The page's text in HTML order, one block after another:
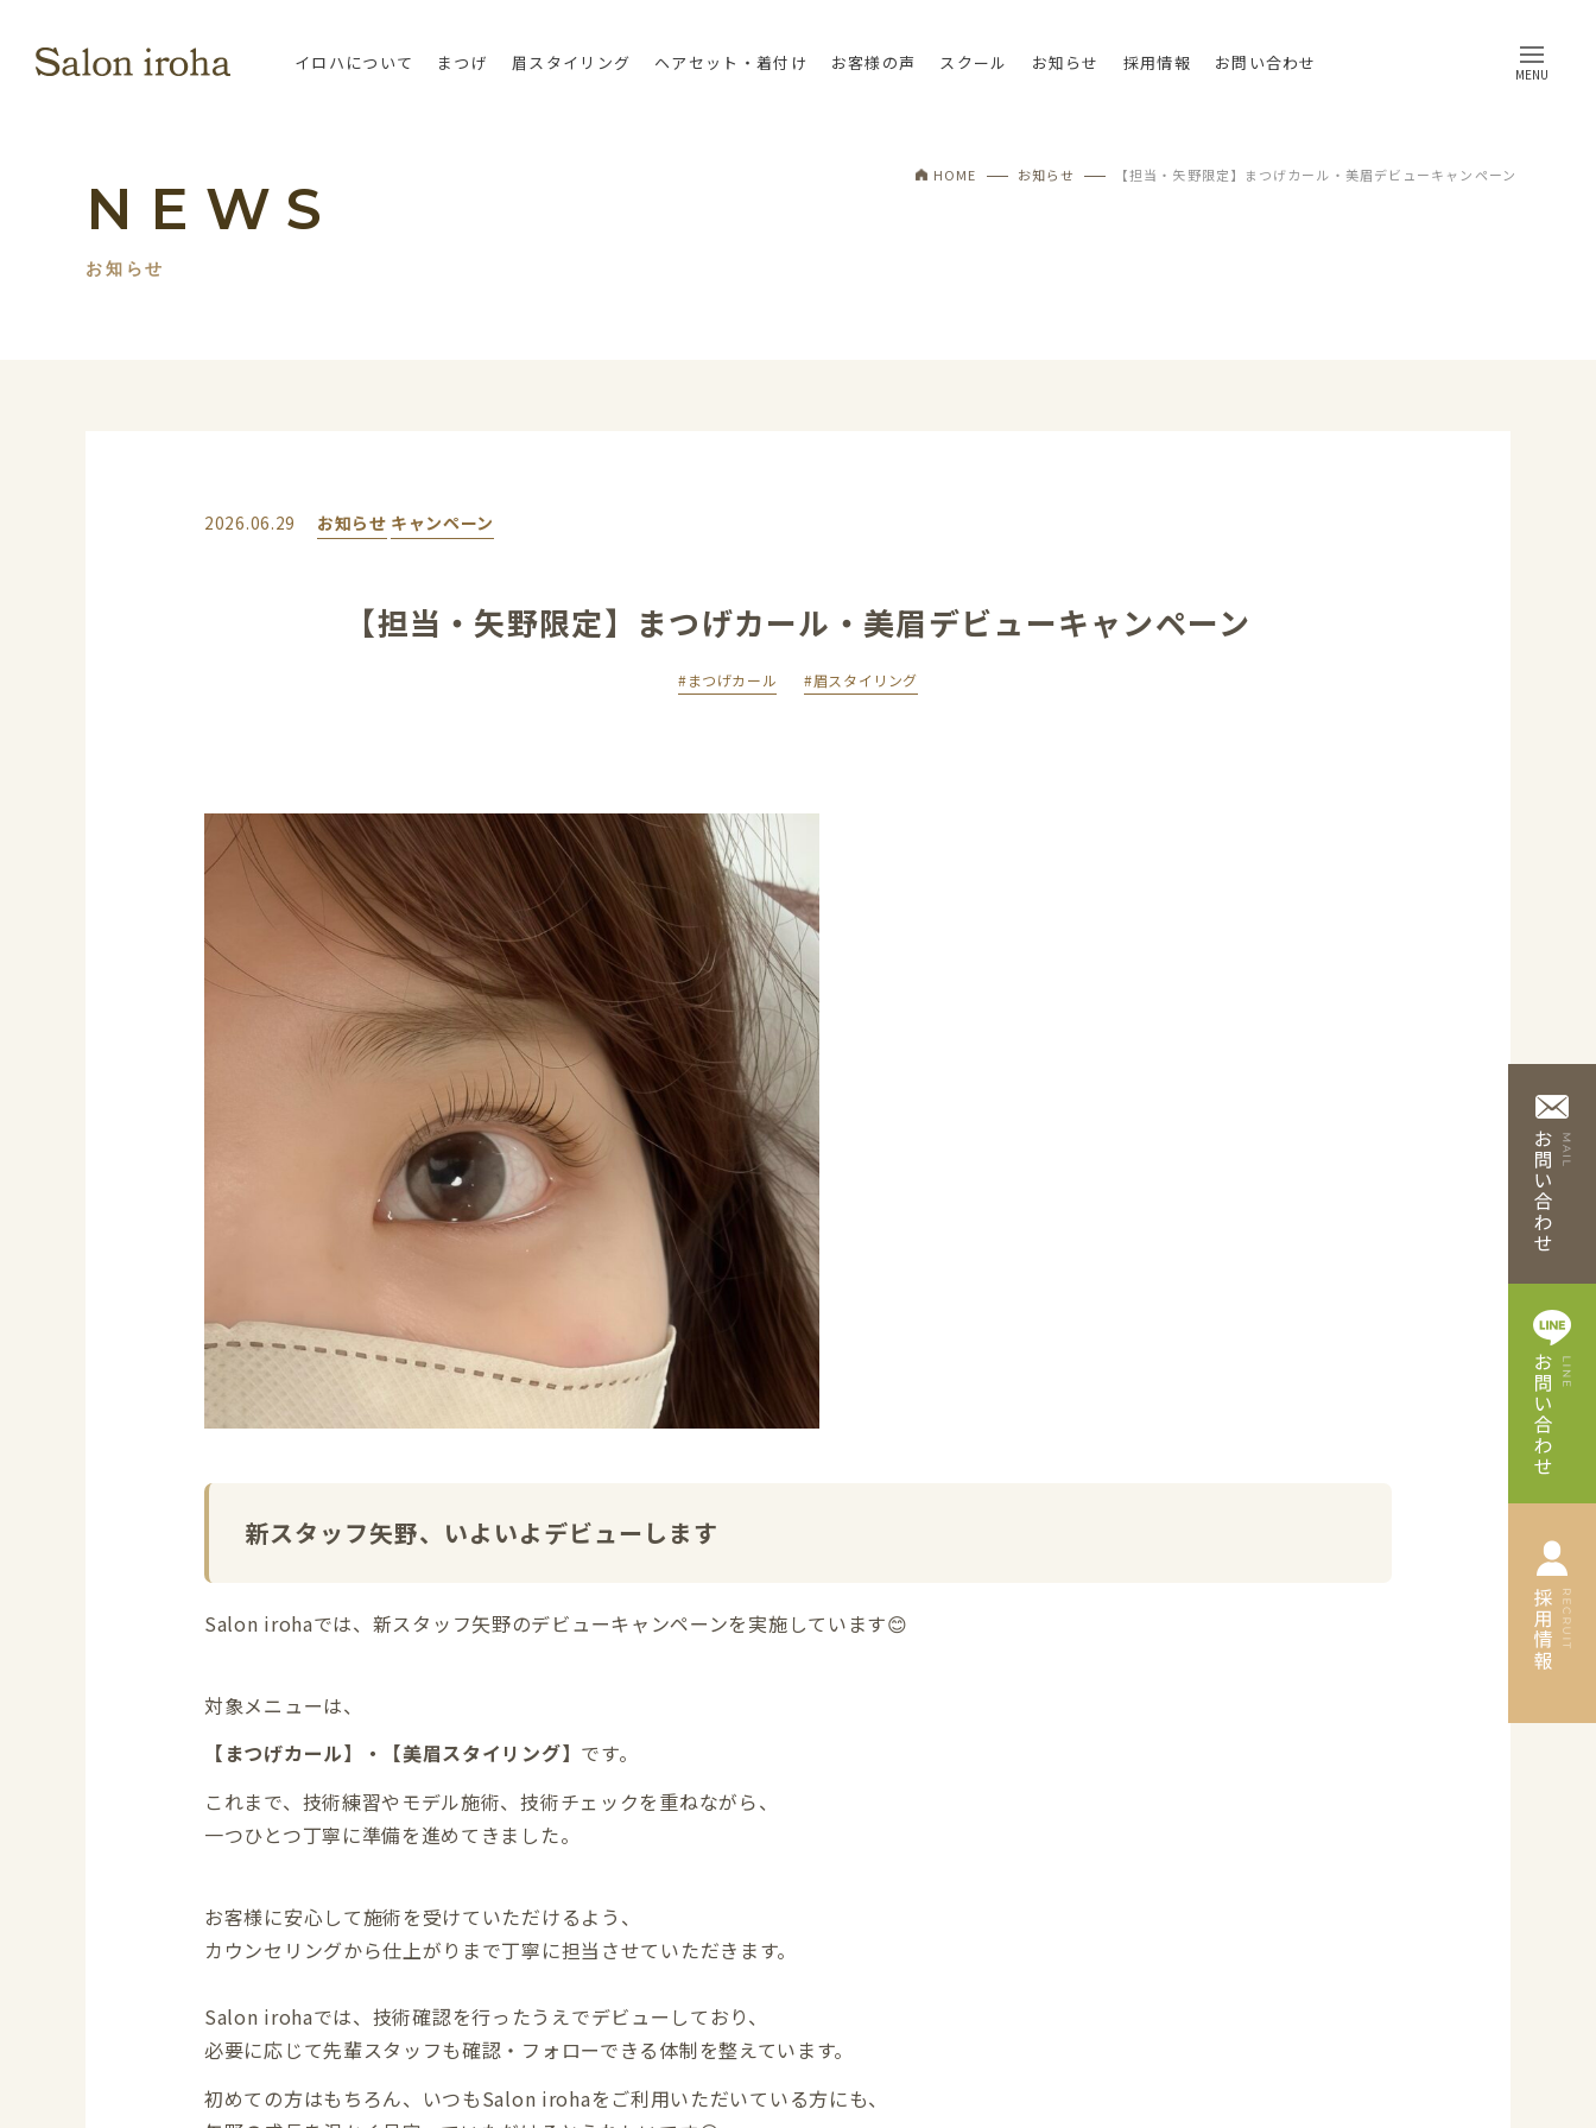
イロハについて まつげ 眉スタイリング ヘアセット・着付け お客様の声 スクール お知らせ 採用情報 お問い合わせ
MENU
HOME お知らせ 【担当・矢野限定】まつげカール・美眉デビューキャンペーン
NEWS
お知らせ
2026.06.29 お知らせ キャンペーン
【担当・矢野限定】まつげカール・美眉デビューキャンペーン
#まつげカール #眉スタイリング
新スタッフ矢野、いよいよデビューします
Salon irohaでは、新スタッフ矢野のデビューキャンペーンを実施しています😊
対象メニューは、
【まつげカール】・【美眉スタイリング】 です。
これまで、技術練習やモデル施術、技術チェックを重ねながら、
一つひとつ丁寧に準備を進めてきました。
お客様に安心して施術を受けていただけるよう、
カウンセリングから仕上がりまで丁寧に担当させていただきます。
Salon irohaでは、技術確認を行ったうえでデビューしており、
必要に応じて先輩スタッフも確認・フォローできる体制を整えています。
初めての方はもちろん、いつもSalon irohaをご利用いただいている方にも、